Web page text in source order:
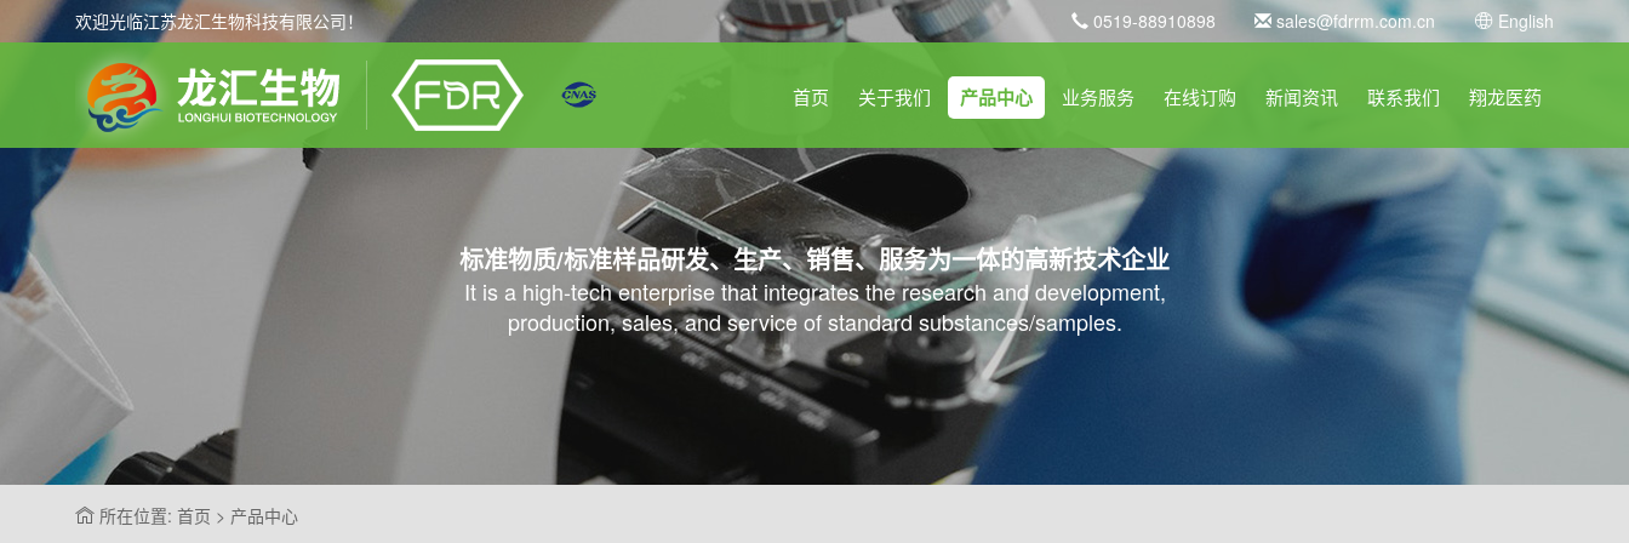
欢迎光临江苏龙汇生物科技有限公司！ 0519-88910898 sales@fdrrm.com.cn English
首页 关于我们 产品中心 业务服务 在线订购 新闻资讯 联系我们 翔龙医药
标准物质/标准样品研发、生产、销售、服务为一体的高新技术企业
It is a high-tech enterprise that integrates the research and development,
production, sales, and service of standard substances/samples.
所在位置: 首页 > 产品中心